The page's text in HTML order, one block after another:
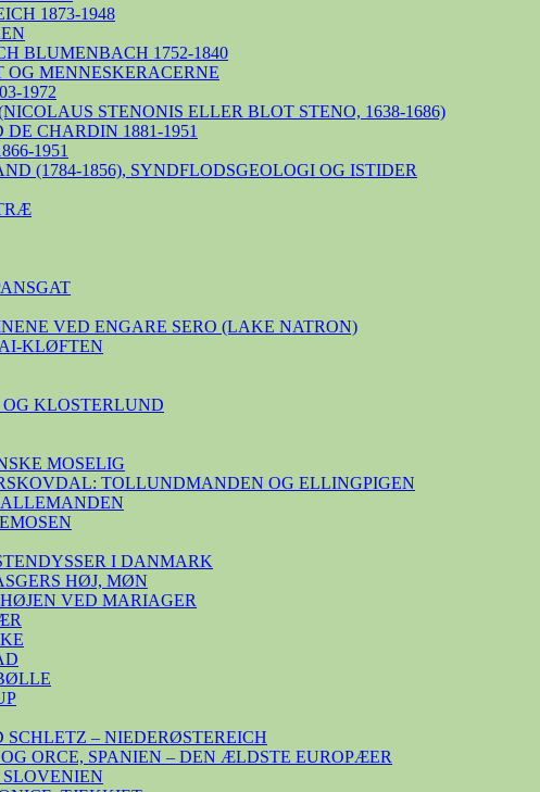
1873-1948
BLUMENBACH 1752-1840
OG MENNESKERACERNE
1972
STENONIS ELLER BLOT STENO, 1638-1686)
CHARDIN 1881-1951
1951
(1784-1856), SYNDFLODSGEOLOGI OG ISTIDER
VED ENGARE SERO (LAKE NATRON)
KLØFTEN
KLOSTERLUND
MOSELIG
TOLLUNDMANDEN OG ELLINGPIGEN
I DANMARK
HØJ, MØN
VED MARIAGER
SCHLETZ – NIEDERØSTEREICH
ORCE, SPANIEN – DEN ÆLDSTE EUROPÆER